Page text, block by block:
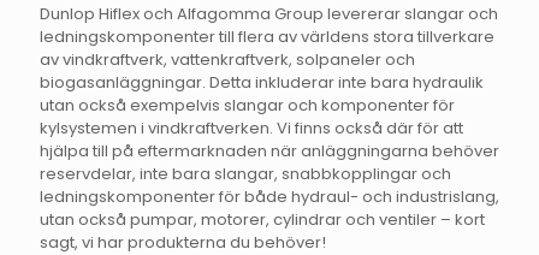
Dunlop Hiflex och Alfagomma Group levererar slangar och
ledningskomponenter till flera av världens stora tillverkare
av vindkraftverk, vattenkraftverk, solpaneler och
biogasanläggningar. Detta inkluderar inte bara hydraulik
utan också exempelvis slangar och komponenter för
kylsystemen i vindkraftverken. Vi finns också där för att
hjälpa till på eftermarknaden när anläggningarna behöver
reservdelar, inte bara slangar, snabbkopplingar och
ledningskomponenter för både hydraul- och industrislang,
utan också pumpar, motorer, cylindrar och ventiler – kort
sagt, vi har produkterna du behöver!